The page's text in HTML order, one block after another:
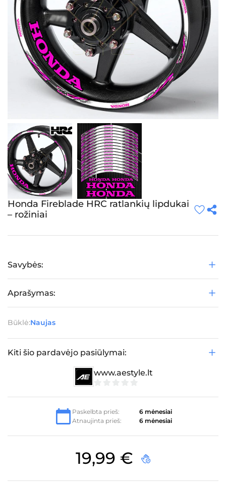
Honda Fireblade HRC ratlankių lipdukai
– rožiniai
Savybės:
Aprašymas:
Būklė:Naujas
Kiti šio pardavėjo pasiūlymai:
www.aestyle.lt
5
Paskelbta prieš:
6 mėnesiai
Atnaujinta prieš:
6 mėnesiai
19,99 €